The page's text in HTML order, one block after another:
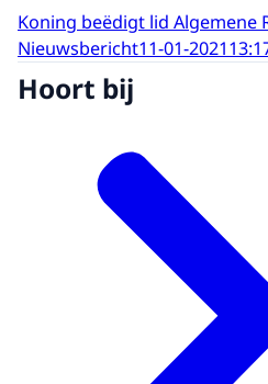
Koning beëdigt lid Algemene
Nieuwsbericht11-01-2021
Hoort bij